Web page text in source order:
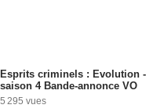
Esprits criminels : Evolution -
saison 4 Bande-annonce VO
5 295 vues